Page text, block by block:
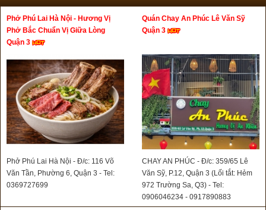
Phở Phú Lai Hà Nội - Hương Vị
Phở Bắc Chuẩn Vị Giữa Lòng
Quận 3
Phở Phú Lai Hà Nội - Đ/c: 116 Võ
Văn Tần, Phường 6, Quận 3 - Tel:
0369727699
Quán Chay An Phúc Lê Văn Sỹ
Quận 3
CHAY AN PHÚC - Đ/c: 359/65 Lê
Văn Sỹ, P.12, Quận 3 (Lối tắt: Hẻm
972 Trường Sa, Q3) - Tel:
0906046234 - 0917890883